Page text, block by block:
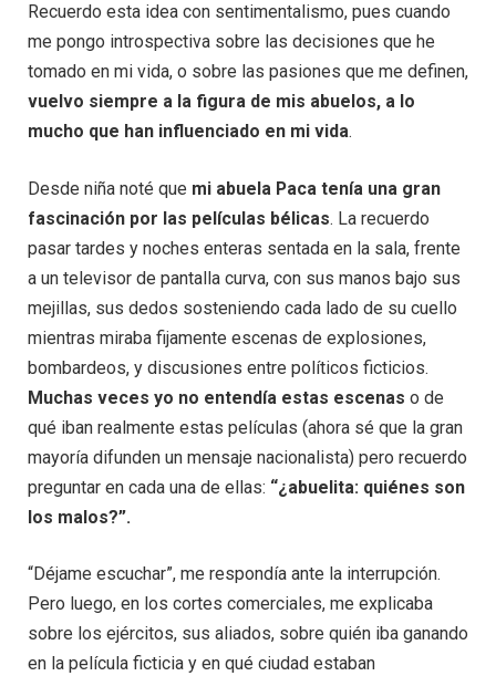
Recuerdo esta idea con sentimentalismo, pues cuando
me pongo introspectiva sobre las decisiones que he
tomado en mi vida, o sobre las pasiones que me definen,
vuelvo siempre a la figura de mis abuelos, a lo
mucho que han influenciado en mi vida.
Desde niña noté que mi abuela Paca tenía una gran
fascinación por las películas bélicas. La recuerdo
pasar tardes y noches enteras sentada en la sala, frente
a un televisor de pantalla curva, con sus manos bajo sus
mejillas, sus dedos sosteniendo cada lado de su cuello
mientras miraba fijamente escenas de explosiones,
bombardeos, y discusiones entre políticos ficticios.
Muchas veces yo no entendía estas escenas o de
qué iban realmente estas películas (ahora sé que la gran
mayoría difunden un mensaje nacionalista) pero recuerdo
preguntar en cada una de ellas: “¿abuelita: quiénes son
los malos?”.
“Déjame escuchar”, me respondía ante la interrupción.
Pero luego, en los cortes comerciales, me explicaba
sobre los ejércitos, sus aliados, sobre quién iba ganando
en la película ficticia y en qué ciudad estaban